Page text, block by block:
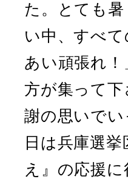
た。とても
い中、すべ
あい頑張れ
方が集って
謝の思いで
日は兵庫選
え』の応援に